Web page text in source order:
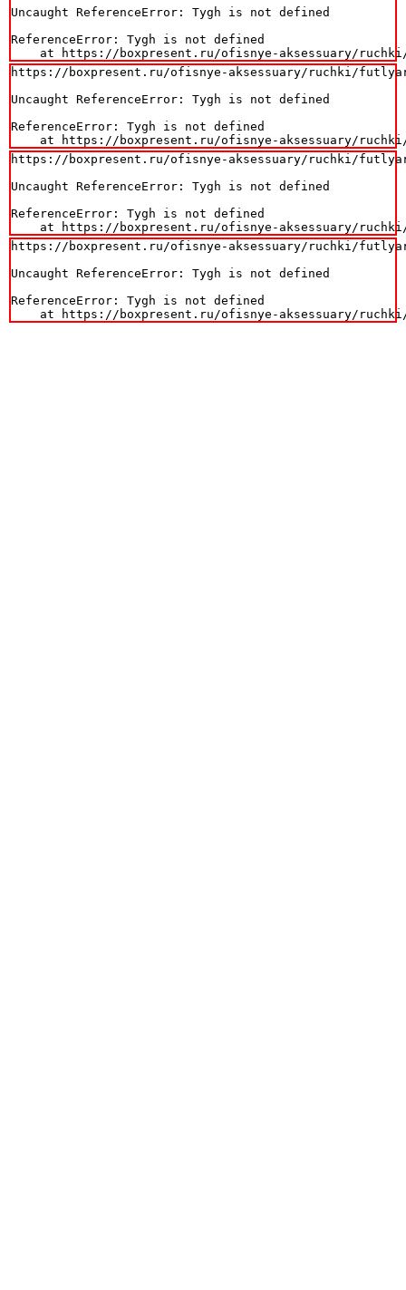
Uncaught ReferenceError: Tygh is not defined
ReferenceError: Tygh is not defined
at https://boxpresent.ru/ofisnye-aksessuary/
https://boxpresent.ru/ofisnye-aksessuary/ruchki/
Uncaught ReferenceError: Tygh is not defined
ReferenceError: Tygh is not defined
at https://boxpresent.ru/ofisnye-aksessuary/
https://boxpresent.ru/ofisnye-aksessuary/ruchki/
Uncaught ReferenceError: Tygh is not defined
ReferenceError: Tygh is not defined
at https://boxpresent.ru/ofisnye-aksessuary/
https://boxpresent.ru/ofisnye-aksessuary/ruchki/
Uncaught ReferenceError: Tygh is not defined
ReferenceError: Tygh is not defined
at https://boxpresent.ru/ofisnye-aksessuary/